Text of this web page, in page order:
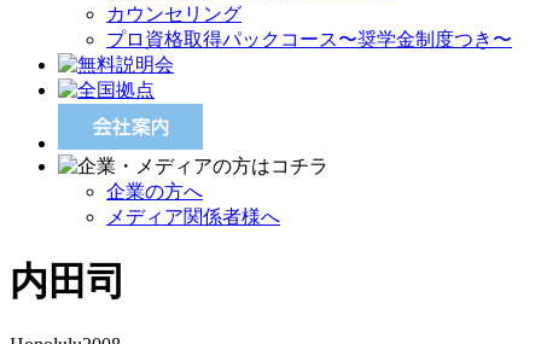
カウンセリング
プロ資格取得パックコース〜奨学金制度つき〜
企業の方へ
メディア関係者様へ
内田司